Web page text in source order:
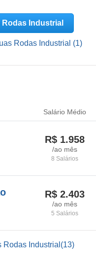
Industrial
Rodas Industrial (1)
Salário Médio
R$ 1.958
/ao mês
8 Salários
R$ 2.403
/ao mês
5 Salários
Rodas Industrial(13)